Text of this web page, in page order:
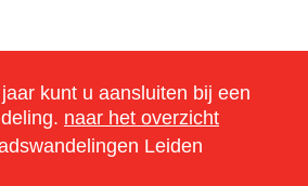
kunt u aansluiten bij een
naar het overzicht
Leiden